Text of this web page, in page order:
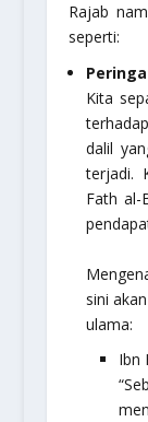
Rajab
seperti:
Kita
dalil
terjadi.
Fath al-
sini
ulama:
Ibn